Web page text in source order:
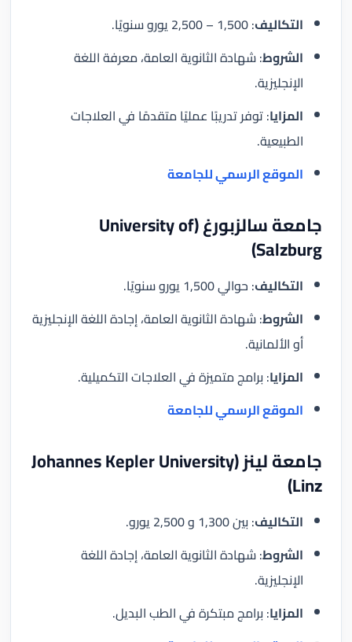
التكاليف: 1,500 – 2,500 يورو سنويًا.
الشروط: شهادة الثانوية العامة، معرفة اللغة
الإنجليزية.
المزايا: توفر تدريبًا عمليًا متقدمًا في العلاجات
الطبيعية.
الموقع الرسمي للجامعة
جامعة سالزبورغ (University of
Salzburg)
التكاليف: حوالي 1,500 يورو سنويًا.
الشروط: شهادة الثانوية العامة، إجادة اللغة الإنجليزية
أو الألمانية.
المزايا: برامج متميزة في العلاجات التكميلية.
الموقع الرسمي للجامعة
جامعة لينز (Johannes Kepler University
Linz)
التكاليف: بين 1,300 و 2,500 يورو.
الشروط: شهادة الثانوية العامة، إجادة اللغة
الإنجليزية.
المزايا: برامج مبتكرة في الطب البديل.